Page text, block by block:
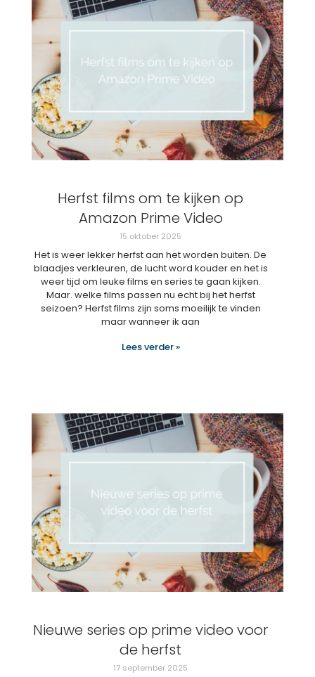
Herfst films om te kijken op
Amazon Prime Video
15 oktober 2025
Het is weer lekker herfst aan het worden buiten. De
blaadjes verkleuren, de lucht word kouder en het is
weer tijd om leuke films en series te gaan kijken.
Maar. welke films passen nu echt bij het herfst
seizoen? Herfst films zijn soms moeilijk te vinden
maar wanneer ik aan
Lees verder »
Nieuwe series op prime video voor
de herfst
17 september 2025